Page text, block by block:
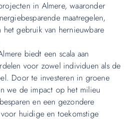
in Almere, waaronder
maatregelen,
het gebruik van hernieuwbare
biedt een scala aan
voor zowel individuen als de
Door te investeren in groene
we de impact op het milieu
en een gezondere
huidige en toekomstige